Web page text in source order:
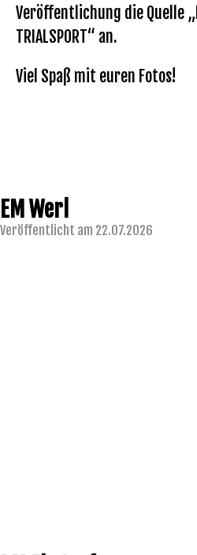
Veröffentlichung die Quelle
TRIALSPORT“ an.
Viel Spaß mit euren Fotos!
EM Werl
Veröffentlicht am 22.07.2026